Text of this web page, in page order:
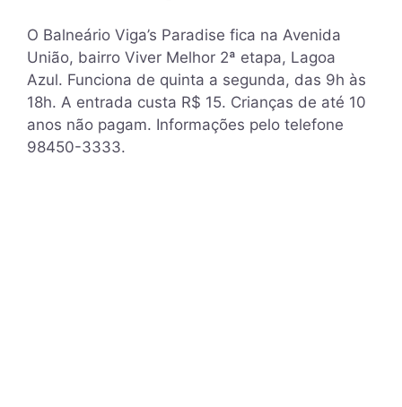
O Balneário Viga’s Paradise fica na Avenida
União, bairro Viver Melhor 2ª etapa, Lagoa
Azul. Funciona de quinta a segunda, das 9h às
18h. A entrada custa R$ 15. Crianças de até 10
anos não pagam. Informações pelo telefone
98450-3333.